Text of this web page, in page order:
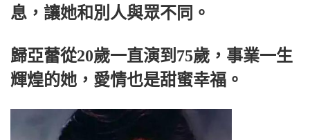
息，讓她和別人與眾不同。
歸亞蕾從20歲一直演到75歲，事業一生
輝煌的她，愛情也是甜蜜幸福。